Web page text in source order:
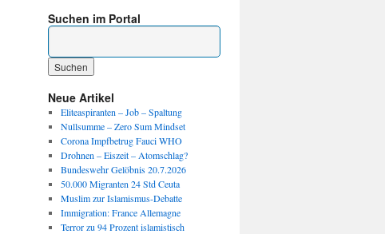
Suchen im Portal
Neue Artikel
Eliteaspiranten – Job – Spaltung
Nullsumme – Zero Sum Mindset
Corona Impfbetrug Fauci WHO
Drohnen – Eiszeit – Atomschlag?
Bundeswehr Gelöbnis 20.7.2026
50.000 Migranten 24 Std Ceuta
Muslim zur Islamismus-Debatte
Immigration: France Allemagne
Terror zu 94 Prozent islamistisch